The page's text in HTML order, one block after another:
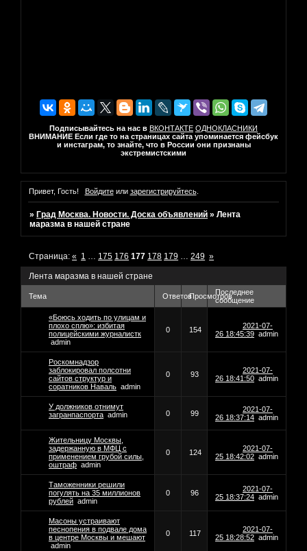
Подписывайтесь на нас в ВКОНТАКТЕ ОДНОКЛАСНИКИ
ВНИМАНИЕ Если где то на страницах сайта упоминается фейсбук
и инстаграм, то знайте, что в России они признаны
экстремистскими
Привет, Гость! Войдитеили зарегистрируйтесь.
» Град Москва. Новости. Доска объявлений »Лента
маразма в нашей стране
Лента маразма в нашей стране
Страница:« 1 175 176 177 178 179 249 »
Тема ОтветовПросмотровПоследнее
сообщение
«Боюсь ходить по улицам и
плохо сплю»: избитая
полицейскими журналистк
admin
0 154
2021-07-
26 18:45:39 admin
Роскомнадзор
заблокировал полсотни
сайтов структур и
соратников Наваль admin
0 93
2021-07-
26 18:41:50 admin
У должников отнимут
загранпаспорта admin 0 99
2021-07-
26 18:37:14 admin
Жительницу Москвы,
задержанную в МФЦ с
применением грубой силы,
оштраф admin
0 124
2021-07-
25 18:42:02 admin
Таможенники решили
погулять на 35 миллионов
рублей admin
0 96
2021-07-
25 18:37:24 admin
Масоны устраивают
песнопения в подвале дома
в центре Москвы и мешают
admin
0 117
2021-07-
25 18:28:52 admin